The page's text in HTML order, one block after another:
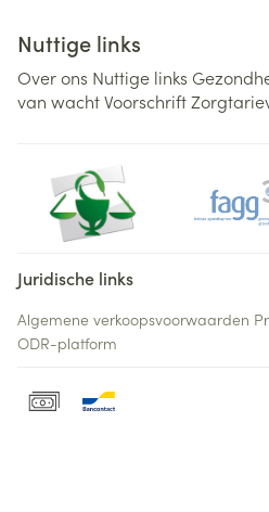
Nuttige links
Over ons Nuttige links
van wachtVoorschrift
Juridische links
Algemene verkoopsvoorwaarden
ODR-platform